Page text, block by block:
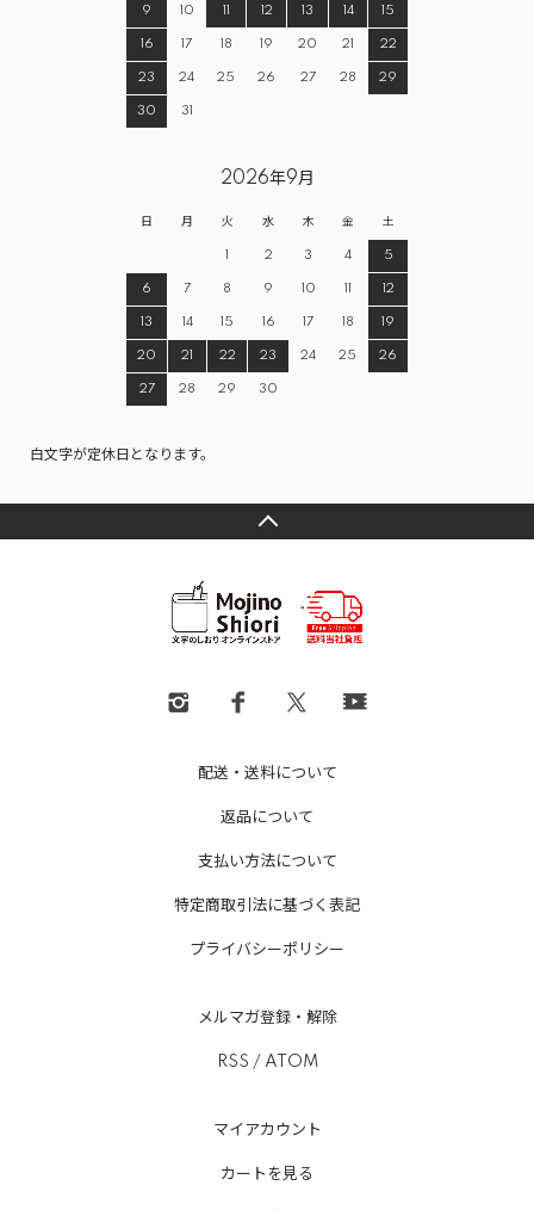
9 10 12 13 14 15
16 17 18 19 20 21 22
23 24 25 26 27 28 29
30 31
2026年9月
日 月 火 水 木 金 土
2 3 4 5
6 7 8 9 10 12
13 14 15 16 17 18 19
20 21 22 23 24 25 26
27 28 29 30
白文字が定休日となります。
配送・送料について
返品について
支払い方法について
特定商取引法に基づく表記
プライバシーポリシー
メルマガ登録・解除
RSS / ATOM
マイアカウント
カートを見る